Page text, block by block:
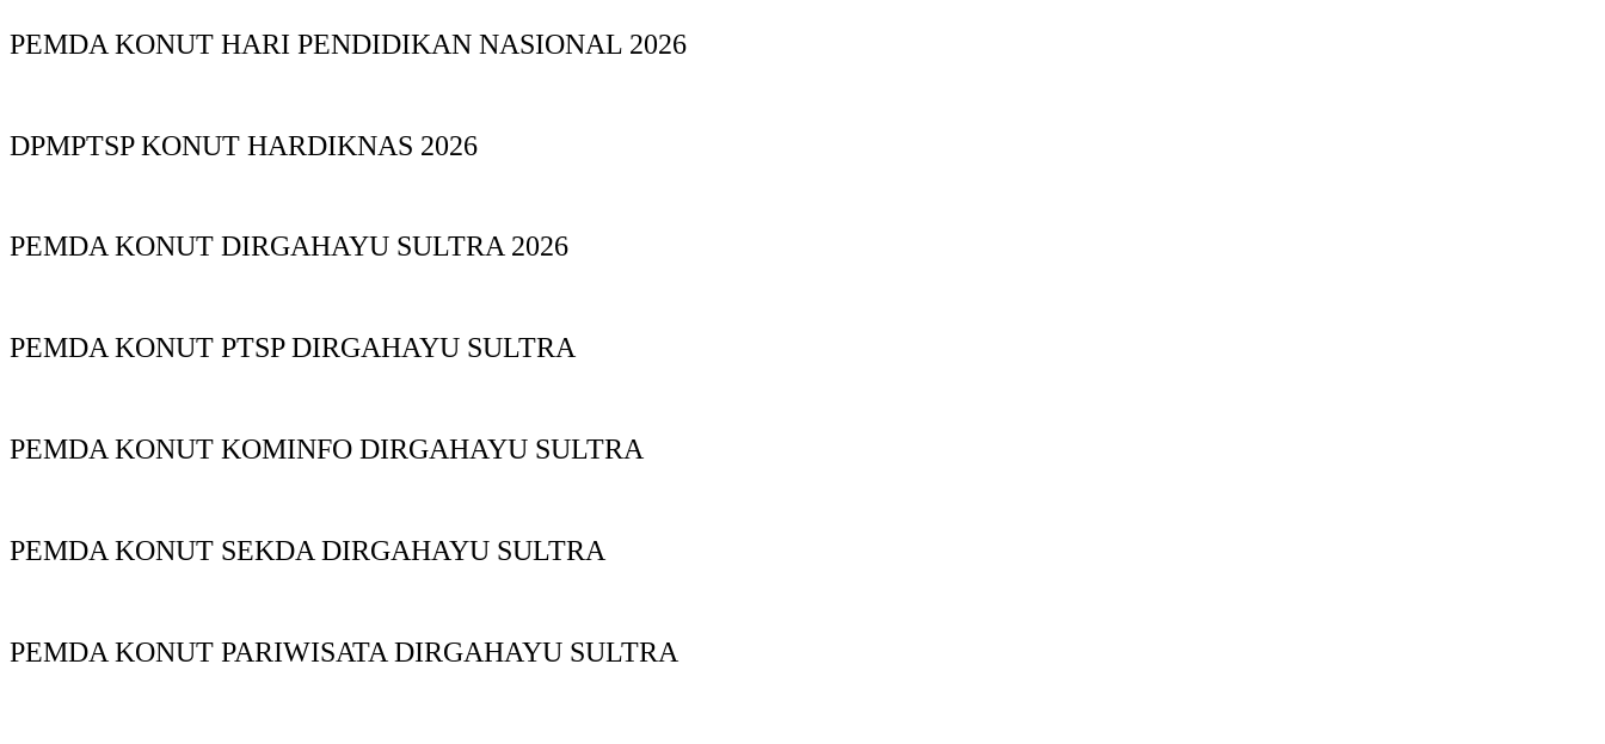
PEMDA KONUT HARI PENDIDIKAN NASIONAL 2026
DPMPTSP KONUT HARDIKNAS 2026
PEMDA KONUT DIRGAHAYU SULTRA 2026
PEMDA KONUT PTSP DIRGAHAYU SULTRA
PEMDA KONUT KOMINFO DIRGAHAYU SULTRA
PEMDA KONUT SEKDA DIRGAHAYU SULTRA
PEMDA KONUT PARIWISATA DIRGAHAYU SULTRA